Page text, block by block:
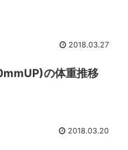
2018.03.27
の体重推移
2018.03.20